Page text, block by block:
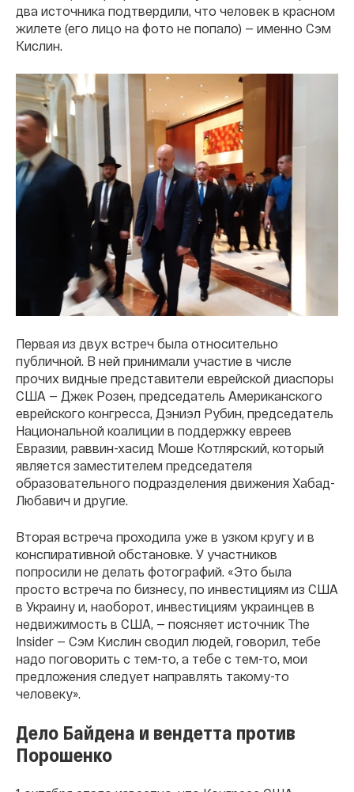
два источника подтвердили, что человек в красном
жилете (его лицо на фото не попало) — именно Сэм
Кислин.
Первая из двух встреч была относительно
публичной. В ней принимали участие в числе
прочих видные представители еврейской диаспоры
США — Джек Розен, председатель Американского
еврейского конгресса, Дэниэл Рубин, председатель
Национальной коалиции в поддержку евреев
Евразии, раввин-хасид Моше Котлярский, который
является заместителем председателя
образовательного подразделения движения Хабад-
Любавич и другие.
Вторая встреча проходила уже в узком кругу и в
конспиративной обстановке. У участников
попросили не делать фотографий. «Это была
просто встреча по бизнесу, по инвестициям из США
в Украину и, наоборот, инвестициям украинцев в
недвижимость в США, — поясняет источник The
Insider — Сэм Кислин сводил людей, говорил, тебе
надо поговорить с тем-то, а тебе с тем-то, мои
предложения следует направлять такому-то
человеку».
Дело Байдена и вендетта против
Порошенко